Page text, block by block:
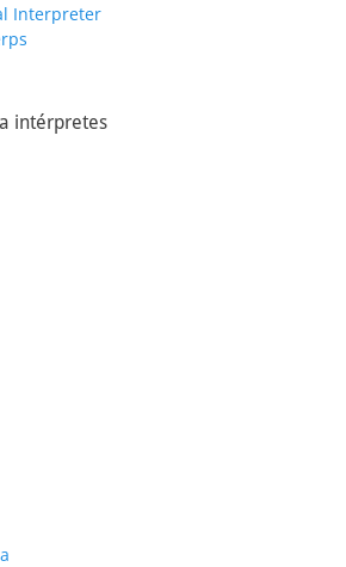
Interpreter
intérpretes